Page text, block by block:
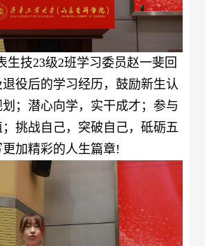
生技23级2班学习委员赵一斐回
役后的学习经历，鼓励新生认
；潜心向学，实干成才 ； 参与
；挑战自己，突破自己，砥砺五
更加精彩的人生篇章!